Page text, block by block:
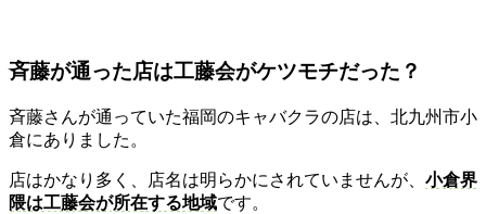
斉藤が通った店は工藤会がケツモチだった？
斉藤さんが通っていた福岡のキャバクラの店は、北九州市小
倉にありました。
店はかなり多く、店名は明らかにされていませんが、 小倉界
隈は工藤会が所在する地域です。